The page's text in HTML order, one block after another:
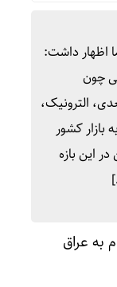
اظهار داشت:
چون
الترونیک،
بازار کشور
این بازه